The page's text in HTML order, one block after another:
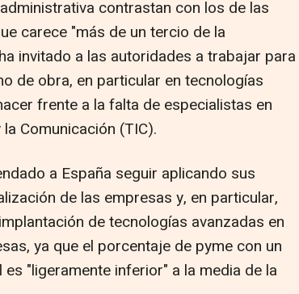
contrastan con los de las
carece "más de un tercio de la
invitado a las autoridades a trabajar para
de obra, en particular en tecnologías
frente a la falta de especialistas en
Comunicación (TIC).
a España seguir aplicando sus
de las empresas y, en particular,
de tecnologías avanzadas en
ya que el porcentaje de pyme con un
"ligeramente inferior" a la media de la